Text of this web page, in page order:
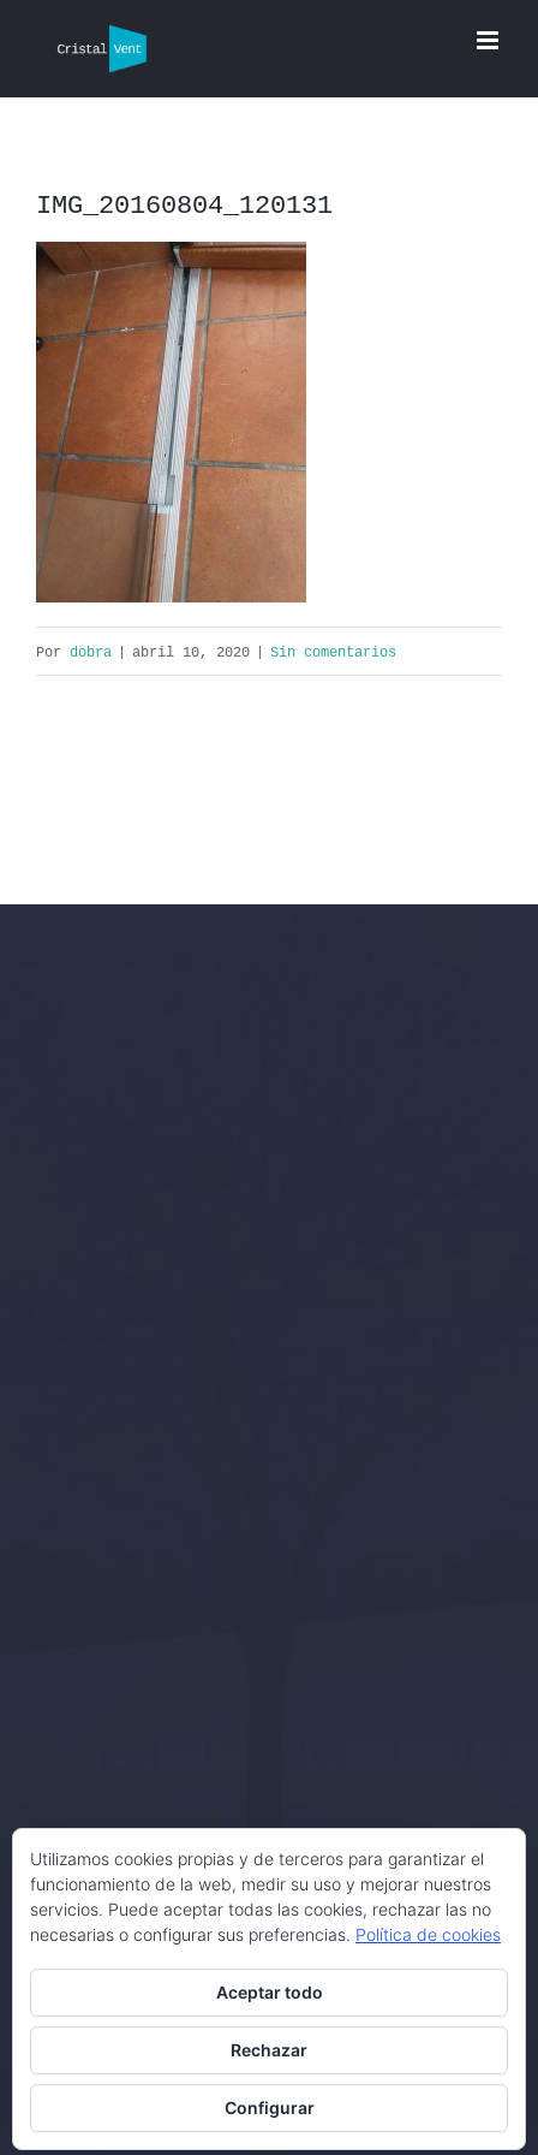
contenido
IMG_20160804_120131
Por dobra | abril 10, 2020 | Sin comentarios
Utilizamos cookies propias y de terceros para garantizar el
funcionamiento de la web, medir su uso y mejorar nuestros
servicios. Puede aceptar todas las cookies, rechazar las no
necesarias o configurar sus preferencias. Política de cookies
Aceptar todo
Rechazar
Configurar